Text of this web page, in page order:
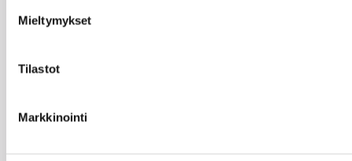
Mieltymykset
Tilastot
Markkinointi